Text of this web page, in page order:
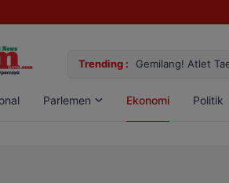
Trending : Gemilang! Atlet
Parlemen Ekonomi Politik